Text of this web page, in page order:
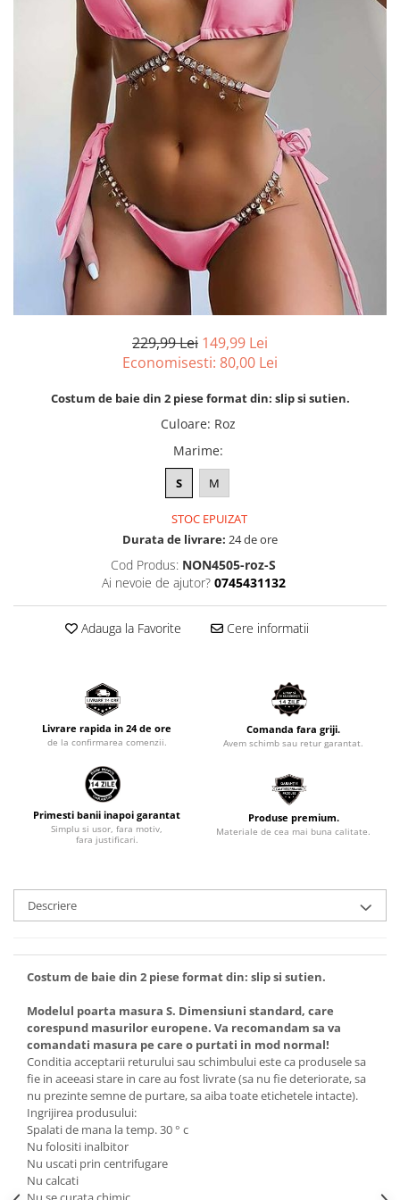
229,99 Lei 149,99 Lei
Economisesti: 80,00 Lei
Costum de baie din 2 piese format din: slip si sutien.
Culoare: Roz
Marime:
S M
STOC EPUIZAT
Durata de livrare: 24 de ore
Cod Produs: NON4505-roz-S
Ai nevoie de ajutor? 0745431132
Adauga la Favorite Cere informatii
Livrare rapida in 24 de ore
de la confirmarea comenzii.
Comanda fara griji.
Avem schimb sau retur garantat.
Primesti banii inapoi garantat
Simplu si usor, fara motiv,
fara justificari.
Produse premium.
Materiale de cea mai buna calitate.
Descriere
Costum de baie din 2 piese format din: slip si sutien.
Modelul poarta masura S. Dimensiuni standard, care
corespund masurilor europene. Va recomandam sa va
comandati masura pe care o purtati in mod normal!
Conditia acceptarii returului sau schimbului este ca produsele sa
fie in aceeasi stare in care au fost livrate (sa nu fie deteriorate, sa
nu prezinte semne de purtare, sa aiba toate etichetele intacte).
Ingrijirea produsului:
Spalati de mana la temp. 30 ° c
Nu folositi inalbitor
Nu uscati prin centrifugare
Nu calcati